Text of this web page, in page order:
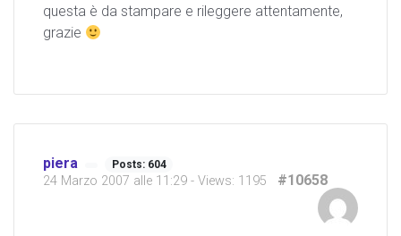
questa è da stampare e rileggere attentamente,
grazie
piera Posts: 604
24 Marzo 2007 alle 11:29 - Views: 1195 #10658